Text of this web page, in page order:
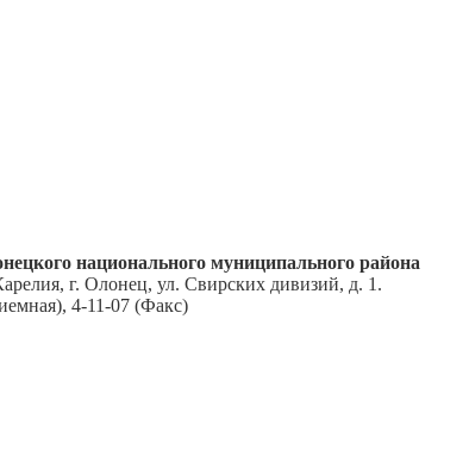
национального муниципального района
г. Олонец, ул. Свирских дивизий, д. 1.
4-11-07 (Факс)